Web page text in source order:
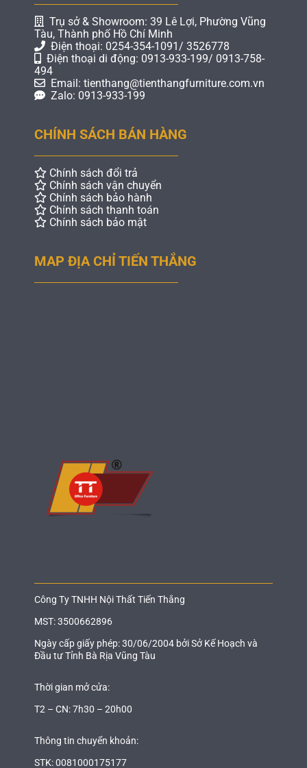
Trụ sở & Showroom: 39 Lê Lợi, Phường Vũng
Tàu, Thành phố Hồ Chí Minh
Điện thoại: 0254-354-1091/ 3526778
Điện thoại di động: 0913-933-199/ 0913-758-
494
Email: tienthang@tienthangfurniture.com.vn
Zalo: 0913-933-199
CHÍNH SÁCH BÁN HÀNG
Chính sách đổi trả
Chính sách vận chuyển
Chính sách bảo hành
Chính sách thanh toán
Chính sách bảo mật
MAP ĐỊA CHỈ TIẾN THẮNG
Công Ty TNHH Nội Thất Tiến Thắng
MST: 3500662896
Ngày cấp giấy phép: 30/06/2004 bởi Sở Kế Hoạch và
Đầu tư Tỉnh Bà Rịa Vũng Tàu
Thời gian mở cửa:
T2 – CN: 7h30 – 20h00
Thông tin chuyển khoản:
STK: 0081000175177